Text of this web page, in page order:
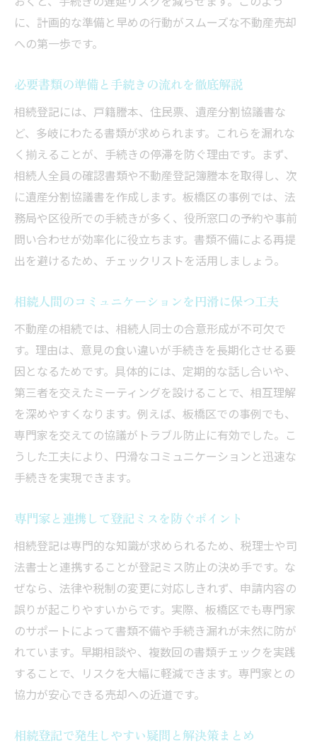
に、計画的な準備と早めの行動がスムーズな不動産売却
への第一歩です。
必要書類の準備と手続きの流れを徹底解説
相続登記には、戸籍謄本、住民票、遺産分割協議書な
ど、多岐にわたる書類が求められます。これらを漏れな
く揃えることが、手続きの停滞を防ぐ理由です。まず、
相続人全員の確認書類や不動産登記簿謄本を取得し、次
に遺産分割協議書を作成します。板橋区の事例では、法
務局や区役所での手続きが多く、役所窓口の予約や事前
問い合わせが効率化に役立ちます。書類不備による再提
出を避けるため、チェックリストを活用しましょう。
相続人間のコミュニケーションを円滑に保つ工夫
不動産の相続では、相続人同士の合意形成が不可欠で
す。理由は、意見の食い違いが手続きを長期化させる要
因となるためです。具体的には、定期的な話し合いや、
第三者を交えたミーティングを設けることで、相互理解
を深めやすくなります。例えば、板橋区での事例でも、
専門家を交えての協議がトラブル防止に有効でした。こ
うした工夫により、円滑なコミュニケーションと迅速な
手続きを実現できます。
専門家と連携して登記ミスを防ぐポイント
相続登記は専門的な知識が求められるため、税理士や司
法書士と連携することが登記ミス防止の決め手です。な
ぜなら、法律や税制の変更に対応しきれず、申請内容の
誤りが起こりやすいからです。実際、板橋区でも専門家
のサポートによって書類不備や手続き漏れが未然に防が
れています。早期相談や、複数回の書類チェックを実践
することで、リスクを大幅に軽減できます。専門家との
協力が安心できる売却への近道です。
相続登記で発生しやすい疑問と解決策まとめ